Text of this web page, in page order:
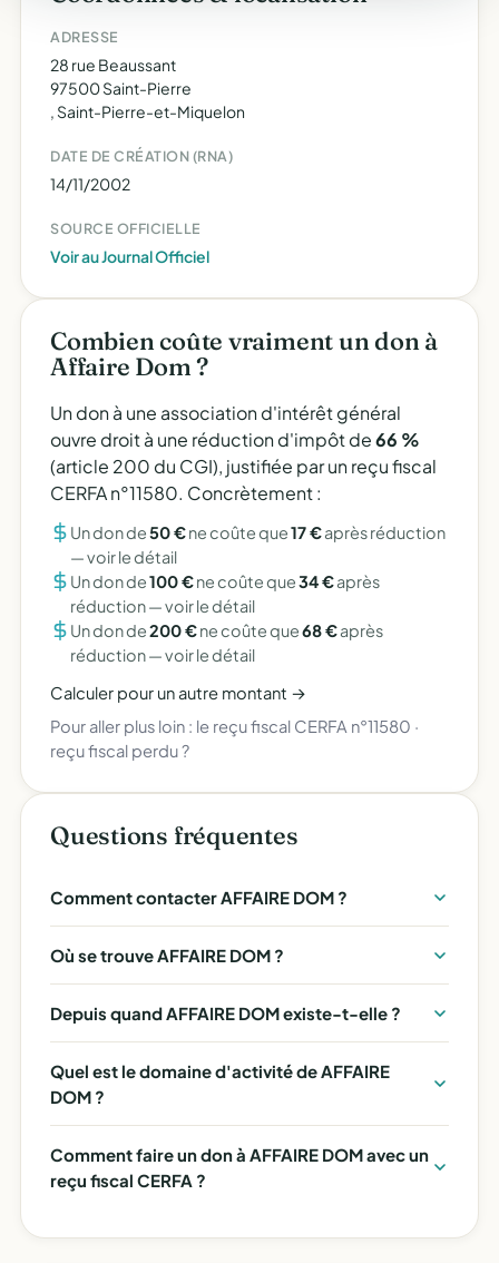
ADRESSE
28 rue Beaussant
97500 Saint-Pierre
, Saint-Pierre-et-Miquelon
DATE DE CRÉATION (RNA)
14/11/2002
SOURCE OFFICIELLE
Voir au Journal Officiel
Combien coûte vraiment un don à
Affaire Dom ?
Un don à une association d'intérêt général
ouvre droit à une réduction d'impôt de66 %
(article 200 du CGI), justifiée par un reçu fiscal
CERFA n°11580. Concrètement :
Un don de50 €ne coûte que17 €après réduction
—voir le détail
Un don de100 €ne coûte que34 €après
réduction —voir le détail
Un don de200 €ne coûte que68 €après
réduction —voir le détail
Calculer pour un autre montant →
Pour aller plus loin : le reçu fiscal CERFA n°11580 ·
reçu fiscal perdu ?
Questions fréquentes
Comment contacter AFFAIRE DOM ?
Où se trouve AFFAIRE DOM ?
Depuis quand AFFAIRE DOM existe-t-elle ?
Quel est le domaine d'activité de AFFAIRE
DOM ?
Comment faire un don à AFFAIRE DOM avec un
reçu fiscal CERFA ?